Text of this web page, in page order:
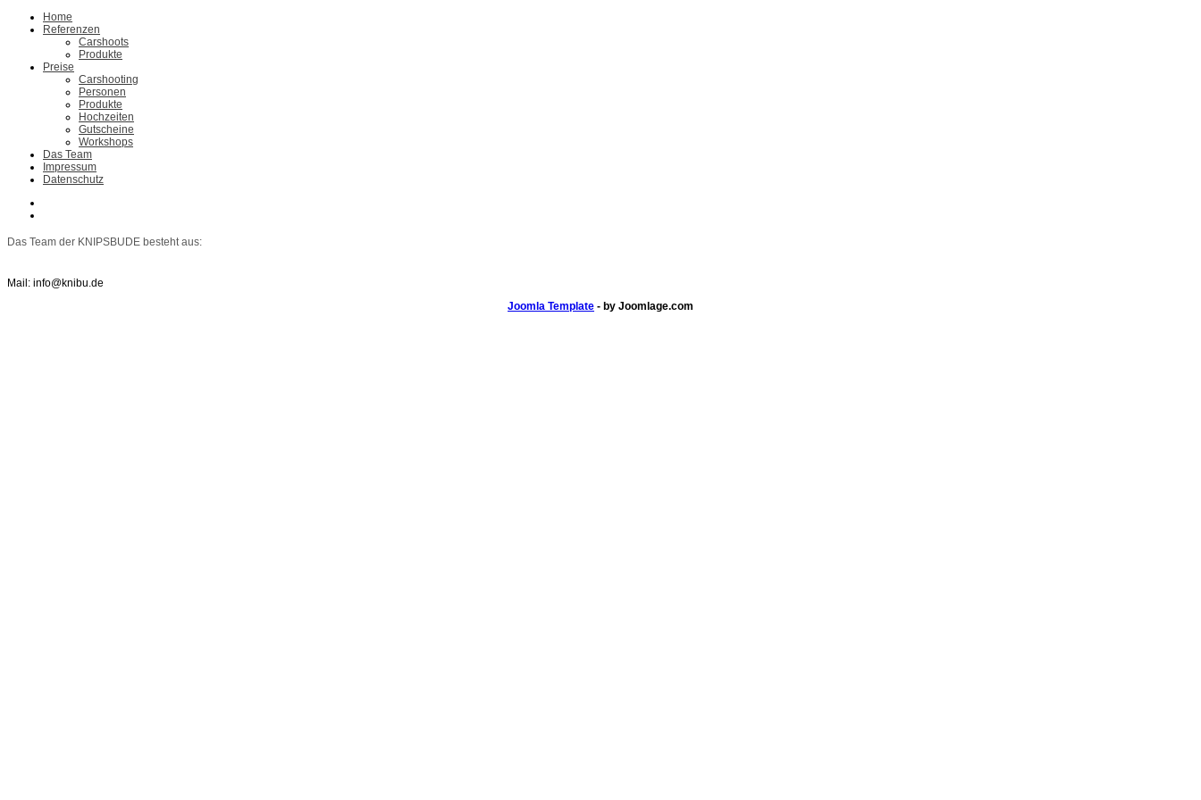
Home
Referenzen
Carshoots
Produkte
Preise
Carshooting
Personen
Produkte
Hochzeiten
Gutscheine
Workshops
Das Team
Impressum
Datenschutz
Das Team der KNIPSBUDE besteht aus:
Mail: info@knibu.de
Joomla Template - by Joomlage.com